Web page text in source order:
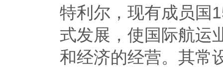
特利尔，现有成员国
式发展，使国际航运
和经济的经营。其常